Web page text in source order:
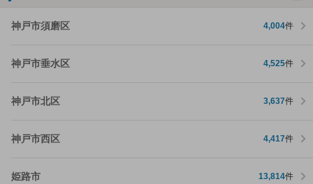
神戸市須磨区 4,004件
神戸市垂水区 4,525件
神戸市北区 3,637件
神戸市西区 4,417件
姫路市 13,814件